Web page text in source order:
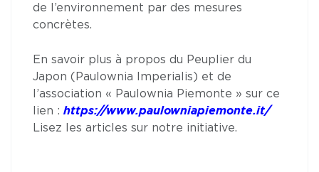
de l’environnement par des mesures
concrètes.
En savoir plus à propos du Peuplier du
Japon (Paulownia Imperialis) et de
l’association « Paulownia Piemonte » sur ce
lien : https://www.paulowniapiemonte.it/
Lisez les articles sur notre initiative.